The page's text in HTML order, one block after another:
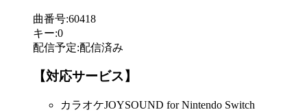
曲番号:60418
キー:0
配信予定:配信済み
【対応サービス】
カラオケJOYSOUND for Nintendo Switch